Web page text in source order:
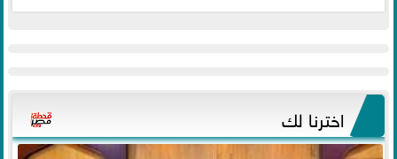
اخترنا لك